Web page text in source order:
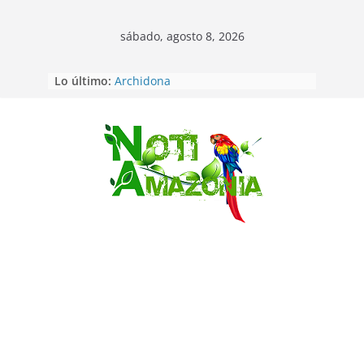
Saltar
sábado, agosto 8, 2026
Lo último: Napo: presunto sicariato en cantón
desaparecidos fueron encontrados
muertos en Puerto lopez
Sentencian a 34 años de prisión a
implicados en caso de Alison,
oriunda de Tena
Vozinha, el arquero sensación de
cabo Verde, ya llegó para